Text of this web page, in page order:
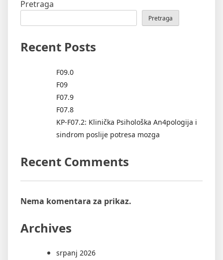
Pretraga
Pretraga
Recent Posts
F09.0
F09
F07.9
F07.8
KP-F07.2: Klinička Psihološka An4pologija i
sindrom poslije potresa mozga
Recent Comments
Nema komentara za prikaz.
Archives
srpanj 2026